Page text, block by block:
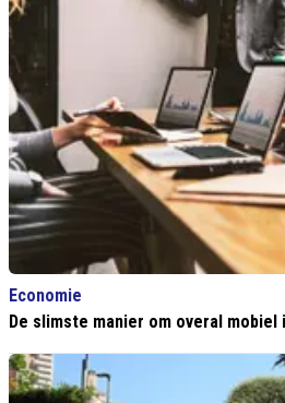
Economie
De slimste manier om overal